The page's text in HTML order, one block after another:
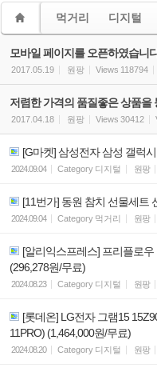
먹거리 디지털
모바일 페이지를 오픈하였습니
2017.05.19 원팡 Views 118794
저렴한 가격의 품질좋은 상품을
2017.04.18 원팡 Views 30412
[G마켓] 삼성전자 삼성 갤럭
2024.09.04 Category 디지털 원팡
[11번가] 동원 참치 선물세트
2024.09.04 Category 먹거리 원팡
[알리익스프레스] 프리플로
(296,278원/무료)
2024.08.23 Category 디지털 원팡
[롯데온] LG전자 그램15
11PRO) (1,464,000원/무료)
2024.08.20 Category 디지털 원팡